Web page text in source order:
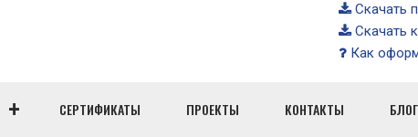
Скачать
Скачать
Как
СЕРТИФИКАТЫ ПРОЕКТЫ КОНТАКТЫ БЛОГ